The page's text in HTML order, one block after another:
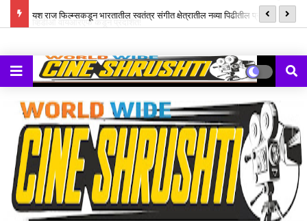
यश राज फिल्म्सकडून भारतातील स्वतंत्र संगीत क्षेत्रातील नव्या पिढीतील प्रतिभांना